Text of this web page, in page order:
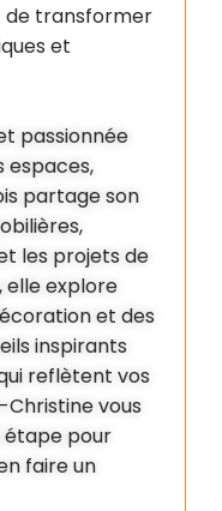
de transformer
et
passionnée
espaces,
partage son
les projets de
elle explore
et des
inspirants
reflètent vos
Christine vous
étape pour
faire un